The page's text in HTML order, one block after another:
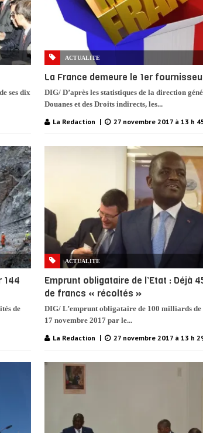
ses dix
ACTUALITE
La France demeure le 1er
DIG/ D’après les statistiques de la direction
Douanes et des Droits indirects, les...
La Redaction
27 novembre 2017 à 13 h
144
de
ACTUALITE
Emprunt obligataire de l’Etat : Déjà
de francs « récoltés »
DIG/ L’emprunt obligataire de 100 milliards de
17 novembre 2017 par le...
La Redaction
27 novembre 2017 à 13 h